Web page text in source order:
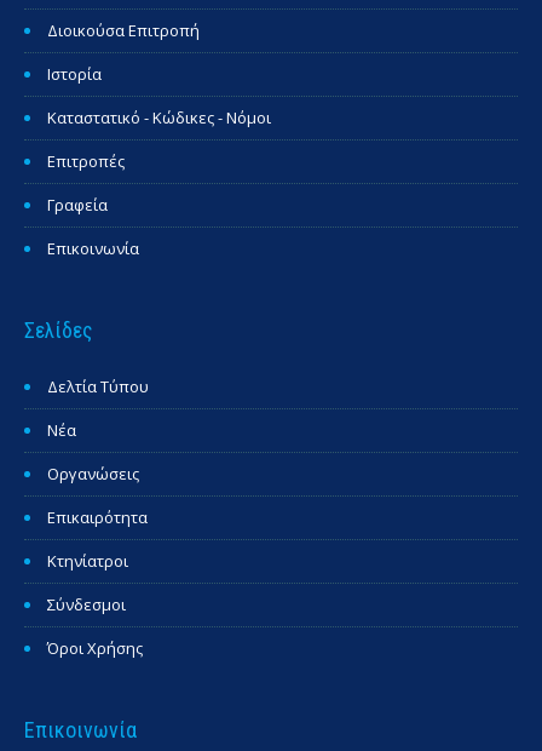
Διοικούσα Επιτροπή
Ιστορία
Καταστατικό - Κώδικες - Νόμοι
Επιτροπές
Γραφεία
Επικοινωνία
Σελίδες
Δελτία Τύπου
Νέα
Οργανώσεις
Επικαιρότητα
Κτηνίατροι
Σύνδεσμοι
Όροι Χρήσης
Επικοινωνία